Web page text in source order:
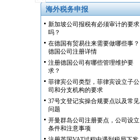
海外税务申报
新加坡公司报税有必须审计的要求
吗？
在德国有贸易往来需要做哪些事？
德国公司注册详情
注册德国公司有哪些管理维护要
求？
菲律宾公司类型，菲律宾设立子公
司和分支机构的要求
37号文登记实操合规要点以及常见
问题
开曼群岛公司注册要点，公司设立
条件和注意事项